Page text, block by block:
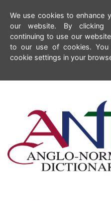
We use cookies to enhance
our website. By clicking
continuing to use our
to our use of cookies. You
cookie settings in your